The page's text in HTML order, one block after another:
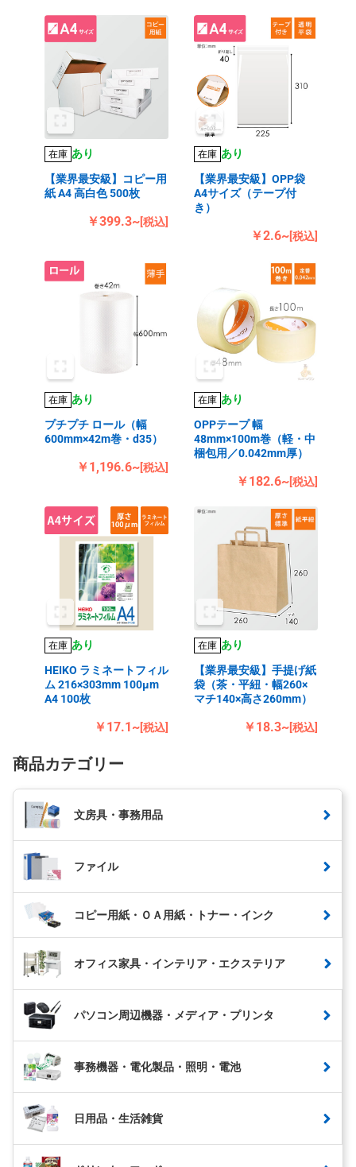
在庫 あり
【業界最安級】コピー用
紙 A4 高白色 500枚
￥399.3~[税込]
在庫 あり
【業界最安級】OPP袋
A4サイズ（テープ付
き）
￥2.6~[税込]
在庫 あり
プチプチ ロール（幅
600mm×42m巻・d35）
￥1,196.6~[税込]
在庫 あり
OPPテープ 幅
48mm×100m巻（軽・中
梱包用／0.042mm厚）
￥182.6~[税込]
在庫 あり
HEIKO ラミネートフィル
ム 216×303mm 100μm
A4 100枚
￥17.1~[税込]
在庫 あり
【業界最安級】手提げ紙
袋（茶・平紐・幅260×
マチ140×高さ260mm）
￥18.3~[税込]
商品カテゴリー
文房具・事務用品
ファイル
コピー用紙・ＯＡ用紙・トナー・インク
オフィス家具・インテリア・エクステリア
パソコン周辺機器・メディア・プリンタ
事務機器・電化製品・照明・電池
日用品・生活雑貨